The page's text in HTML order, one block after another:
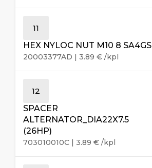
11
HEX NYLOC NUT M10 8 SA4GS
20003377AD | 3.89 € /kpl
12
SPACER
ALTERNATOR_DIA22X7.5
(26HP)
703010010C | 3.89 € /kpl